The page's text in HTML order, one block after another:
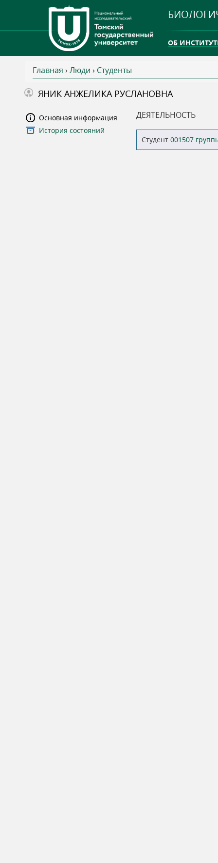
ОБ
ТГУ ОТКРЫЛ
В
ы
з
Главная › Люди › Студенты
ЯНИК АНЖЕЛИКА РУСЛАНОВНА
Основная информация
История состояний
ДЕЯТЕЛЬНОСТЬ
Студент 001507